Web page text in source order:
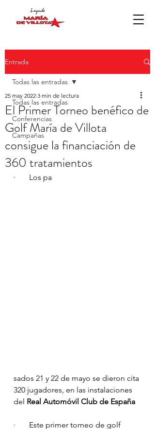
Entrada
Todas las entradas
Conferencias
Campañas
Todas las entradas
El Primer Torneo benéfico de
Golf María de Villota
consigue la financiación de
360 tratamientos
25 may 2022 3 min de lectura
·       Los pa
sados 21 y 22 de mayo se dieron cita
320 jugadores, en las instalaciones
del Real Automóvil Club de España
·       Este primer torneo de golf